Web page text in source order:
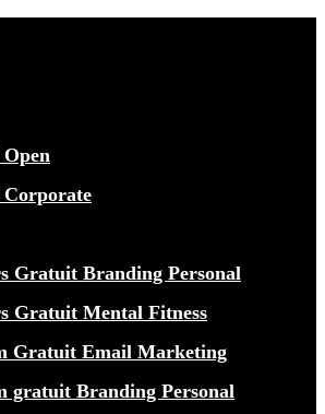
Gratuit Branding Personal
Gratuit Mental Fitness
Gratuit Email Marketing
gratuit Branding Personal